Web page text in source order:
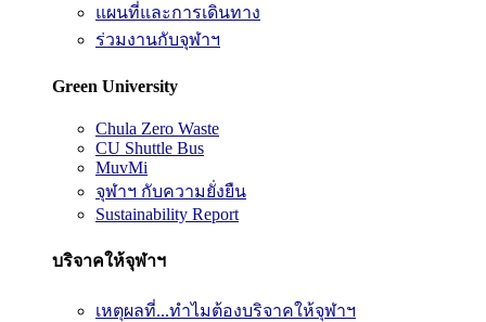
แผนที่และการเดินทาง
ร่วมงานกับจุฬาฯ
Green University
Chula Zero Waste
CU Shuttle Bus
MuvMi
จุฬาฯ กับความยั่งยืน
Sustainability Report
บริจาคให้จุฬาฯ
เหตุผลที่...ทำไมต้องบริจาคให้จุฬาฯ